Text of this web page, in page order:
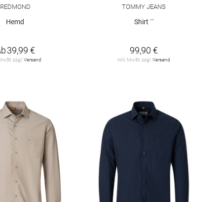
REDMOND
Hemd
39,99 €
zzgl.Versand
TOMMY JEANS
Shirt ``
99,90 €
inkl. MwSt. zzgl.Versand